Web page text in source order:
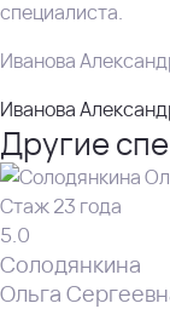
специалиста.
Иванова
Иванова
Другие
Стаж 23 года
5.0
Солодянкина
Ольга